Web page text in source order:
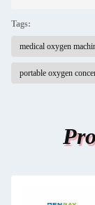
Tags:
medical oxygen
portable oxygen